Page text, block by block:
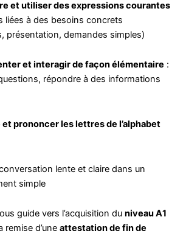
et utiliser des expressions courantes
liées à des besoins concrets
présentation, demandes simples)
et interagir de façon élémentaire :
répondre à des informations
prononcer les lettres de l’alphabet
lente et claire dans un
simple
guide vers l’acquisition duniveau A1
remise d’uneattestation de fin de